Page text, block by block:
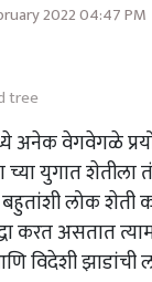
2022 04:47 PM
tree
अनेक वेगवेगळे
युगात शेतीला
लोक शेती
करत असतात
विदेशी झाडांची